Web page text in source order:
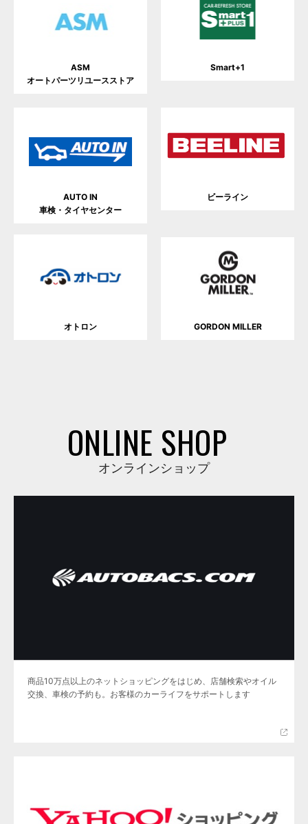
ASM
オートパーツリユースストア
Smart+1
AUTO IN
車検・タイヤセンター
ビーライン
オトロン GORDON MILLER
ONLINE SHOP
オンラインショップ
商品10万点以上のネットショッピングをはじめ、店舗検索やオイル
交換、車検の予約も。お客様のカーライフをサポートします